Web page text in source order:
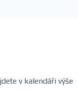
v kalendáři výše